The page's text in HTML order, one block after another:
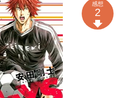
感想
2